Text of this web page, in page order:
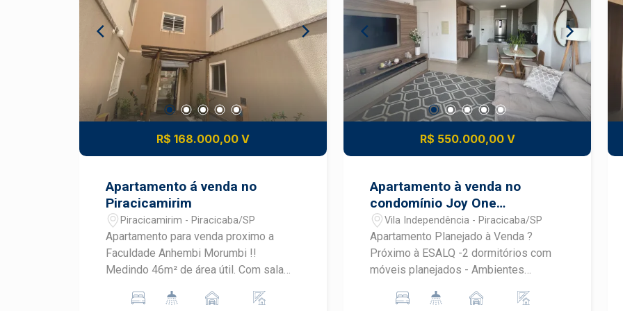
Apartamento - Tipo 3 Apartamentos
com 103m², 3 Dormitórios (1 suíte) e 2
vagas. Diversão Garantida: O Rio 330
conta com espaços externos, como se
fossem a extensão do apartamento,
que proporcionam momentos de
satisfação e segurança para crianças,
deste projeto foi pensado para quem
charme da localização e a vista perfeita
para o Rio Piracicaba.
empreendimento, o Sodero está
localizado no antigo cursinho CLQ na
Avenida Carlos Martins Sodero,
próximo a Avenida Independência. O
Sodero conta com duas torres, 15
pavimentos, 6 apartamentos por andar,
2 vagas por apartamento e depósito. O
brinquedoteca, coworking café, lounge,
lounge festa, sport bar, lounge externo,
churrasqueira gourmet, pet place, praça
de jogos, mini quadra, horta, pergolado,
pocket park, salão de festa kids,
espaço cinema, academia, cross
training, piscina, deck molhado e
solarium.
R$ 168.000,00 V
Apartamento á venda no
Piracicamirim
Piracicamirim - Piracicaba/SP
Apartamento para venda proximo a
Faculdade Anhembi Morumbi !!
Medindo 46m² de área útil. Com sala
teto , cozinha repleta de armários
R$ 550.000,00 V
Apartamento à venda no
condomínio Joy One
Residence
Vila Independência - Piracicaba/SP
Apartamento Planejado à Venda ?
Próximo à ESALQ -2 dormitórios com
móveis planejados - Ambientes
instalado) - Acabamento de qualidade -